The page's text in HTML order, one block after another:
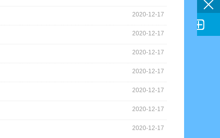
2020-12-17
2020-12-17
2020-12-17
2020-12-17
2020-12-17
2020-12-17
2020-12-17
